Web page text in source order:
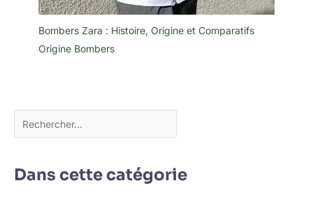
Bombers Zara : Histoire, Origine et Comparatifs
Origine Bombers
Dans cette catégorie